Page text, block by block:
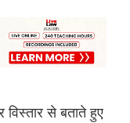
से बताते हुए